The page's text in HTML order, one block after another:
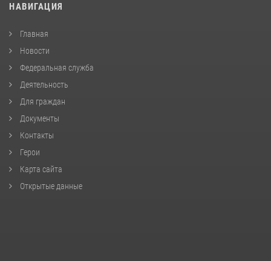
НАВИГАЦИЯ
Главная
Новости
Федеральная служба
Деятельность
Для граждан
Документы
Контакты
Герои
Карта сайта
Открытые данные